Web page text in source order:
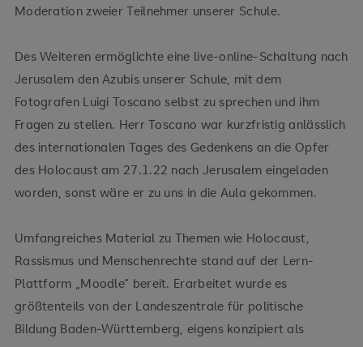
Moderation zweier Teilnehmer unserer Schule.
Des Weiteren ermöglichte eine live-online-Schaltung nach
Jerusalem den Azubis unserer Schule, mit dem
Fotografen Luigi Toscano selbst zu sprechen und ihm
Fragen zu stellen. Herr Toscano war kurzfristig anlässlich
des internationalen Tages des Gedenkens an die Opfer
des Holocaust am 27.1.22 nach Jerusalem eingeladen
worden, sonst wäre er zu uns in die Aula gekommen.
Umfangreiches Material zu Themen wie Holocaust,
Rassismus und Menschenrechte stand auf der Lern-
Plattform „Moodle“ bereit. Erarbeitet wurde es
größtenteils von der Landeszentrale für politische
Bildung Baden-Württemberg, eigens konzipiert als